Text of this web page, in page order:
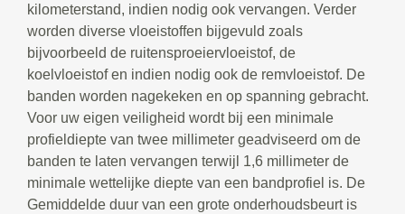
kilometerstand, indien nodig ook vervangen. Verder
worden diverse vloeistoffen bijgevuld zoals
bijvoorbeeld de ruitensproeiervloeistof, de
koelvloeistof en indien nodig ook de remvloeistof. De
banden worden nagekeken en op spanning gebracht.
Voor uw eigen veiligheid wordt bij een minimale
profieldiepte van twee millimeter geadviseerd om de
banden te laten vervangen terwijl 1,6 millimeter de
minimale wettelijke diepte van een bandprofiel is. De
Gemiddelde duur van een grote onderhoudsbeurt is